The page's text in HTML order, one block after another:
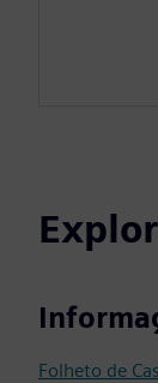
Folheto de